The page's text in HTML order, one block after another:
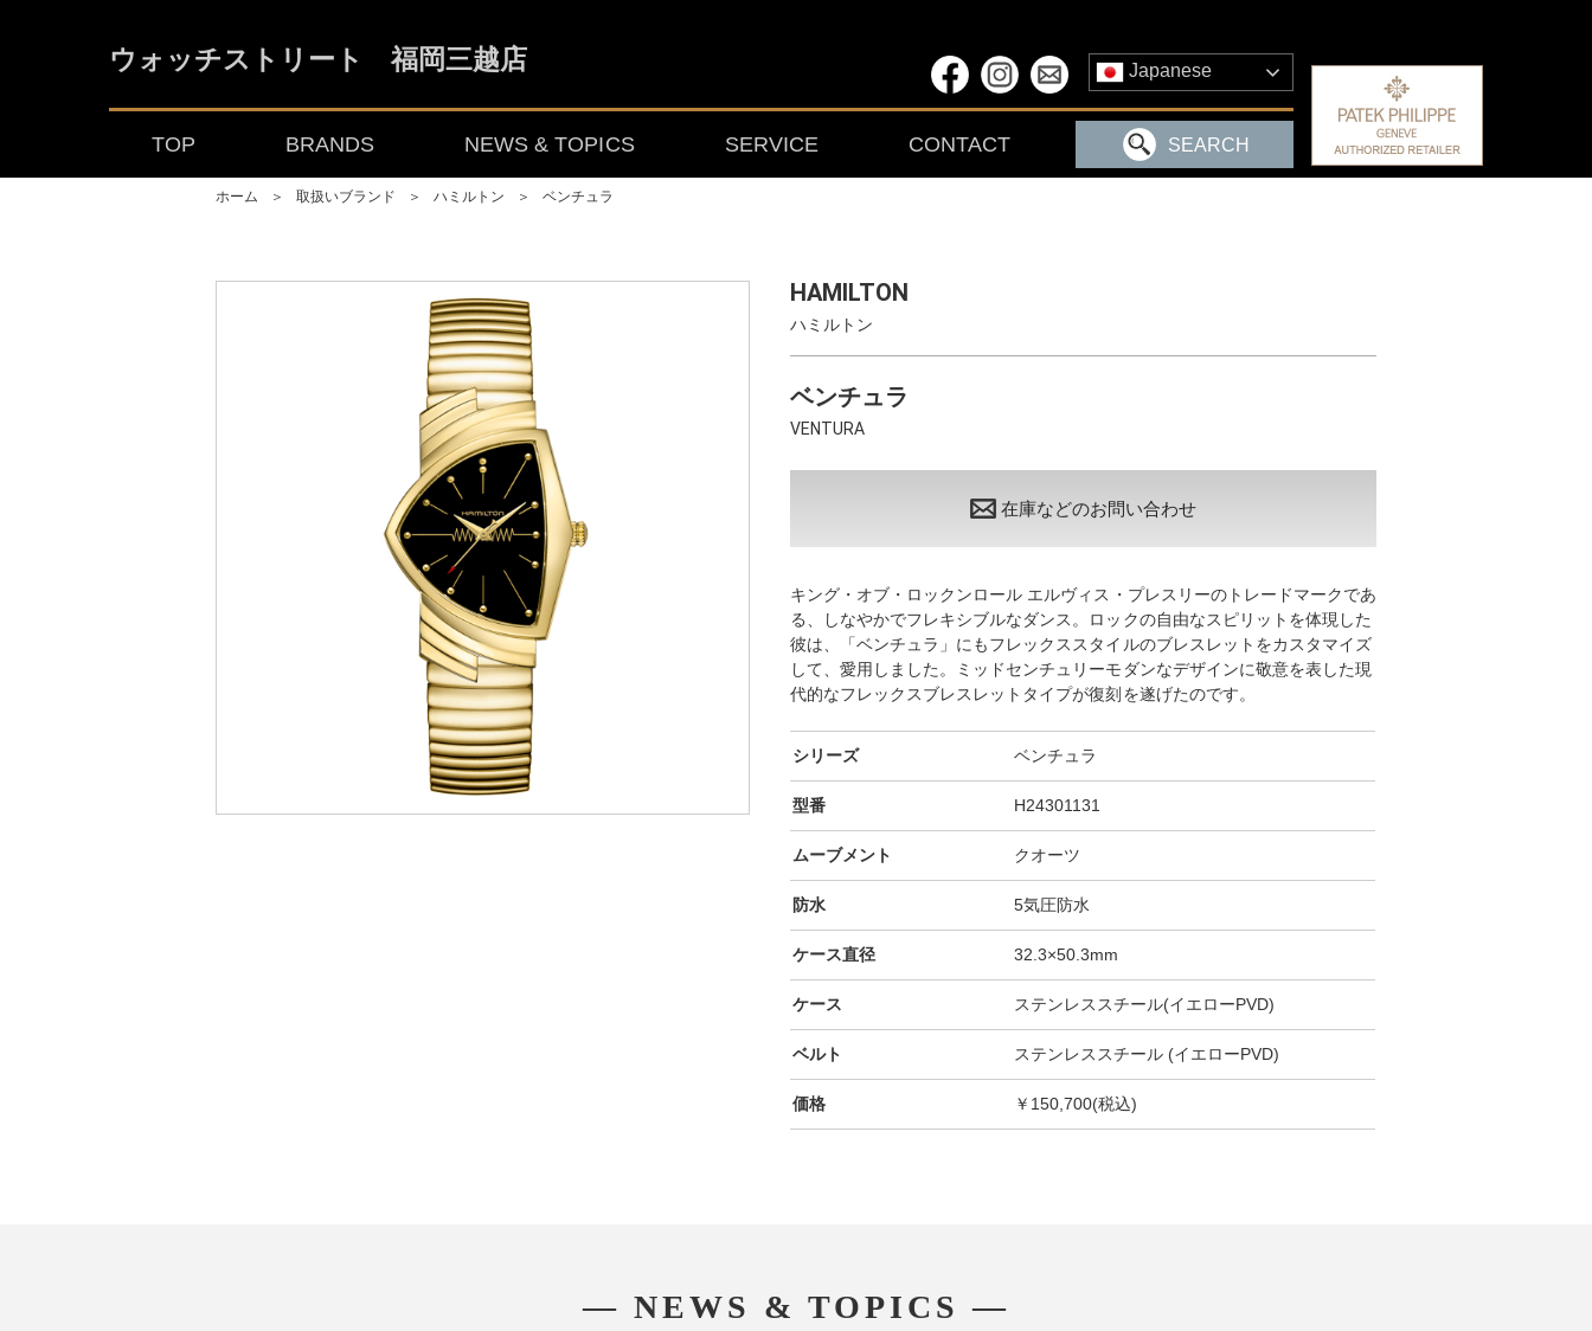
ウォッチストリート 福岡三越店 Japanese
TOP BRANDS NEWS & TOPICS SERVICE CONTACT SEARCH
ホーム ＞ 取扱いブランド ＞ ハミルトン ＞ ベンチュラ
HAMILTON
ハミルトン
ベンチュラ
VENTURA
在庫などのお問い合わせ
キング・オブ・ロックンロール エルヴィス・プレスリーのトレードマークであ
る、しなやかでフレキシブルなダンス。ロックの自由なスピリットを体現した
彼は、「ベンチュラ」にもフレックススタイルのブレスレットをカスタマイズ
して、愛用しました。ミッドセンチュリーモダンなデザインに敬意を表した現
代的なフレックスブレスレットタイプが復刻を遂げたのです。
シリーズ ベンチュラ
型番 H24301131
ムーブメント クオーツ
防水 5気圧防水
ケース直径 32.3×50.3mm
ケース ステンレススチール(イエローPVD)
ベルト ステンレススチール (イエローPVD)
価格 ￥150,700(税込)
― NEWS & TOPICS ―